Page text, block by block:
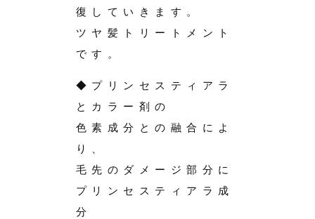
復していきます。
ツヤ髪トリートメント
です。
◆プリンセスティアラ
とカラー剤の
色素成分との融合によ
り、
毛先のダメージ部分に
プリンセスティアラ成
分